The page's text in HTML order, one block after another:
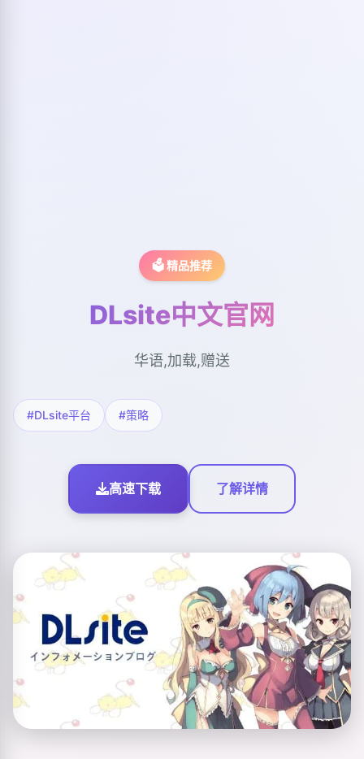
🗳️ 精品推荐
DLsite中文官网
华语,加载,赠送
#DLsite平台 #策略
高速下载 了解详情